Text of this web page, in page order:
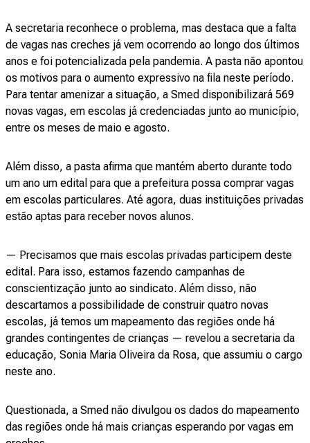
A secretaria reconhece o problema, mas destaca que a falta
de vagas nas creches já vem ocorrendo ao longo dos últimos
anos e foi potencializada pela pandemia. A pasta não apontou
os motivos para o aumento expressivo na fila neste período.
Para tentar amenizar a situação, a Smed disponibilizará 569
novas vagas, em escolas já credenciadas junto ao município,
entre os meses de maio e agosto.
Além disso, a pasta afirma que mantém aberto durante todo
um ano um edital para que a prefeitura possa comprar vagas
em escolas particulares. Até agora, duas instituições privadas
estão aptas para receber novos alunos.
— Precisamos que mais escolas privadas participem deste
edital. Para isso, estamos fazendo campanhas de
conscientização junto ao sindicato. Além disso, não
descartamos a possibilidade de construir quatro novas
escolas, já temos um mapeamento das regiões onde há
grandes contingentes de crianças — revelou a secretaria da
educação, Sonia Maria Oliveira da Rosa, que assumiu o cargo
neste ano.
Questionada, a Smed não divulgou os dados do mapeamento
das regiões onde há mais crianças esperando por vagas em